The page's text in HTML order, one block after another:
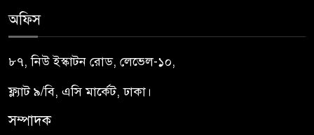
অফিস
৮৭, নিউ ইস্কাটন রোড, লেভেল-১০,
ফ্ল্যাট ৯/বি, এসি মার্কেট, ঢাকা।
সম্পাদক